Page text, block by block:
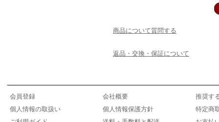
商品について質問する
返品・交換・保証について
会員登録 会社概要
推奨す
個人情報の取扱い
個人情報保護方針
特定商